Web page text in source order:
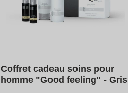
Coffret cadeau soins pour
homme "Good feeling" - Gris